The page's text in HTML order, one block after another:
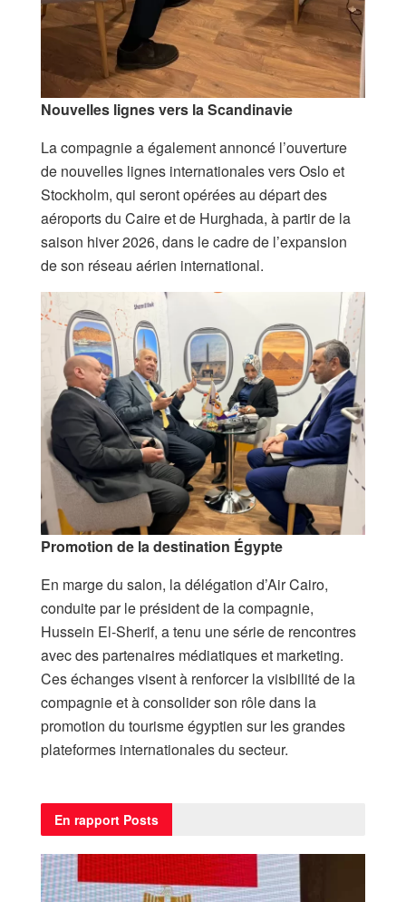
Nouvelles lignes vers la Scandinavie
La compagnie a également annoncé l’ouverture
de nouvelles lignes internationales vers Oslo et
Stockholm, qui seront opérées au départ des
aéroports du Caire et de Hurghada, à partir de la
saison hiver 2026, dans le cadre de l’expansion
de son réseau aérien international.
Promotion de la destination Égypte
En marge du salon, la délégation d’Air Cairo,
conduite par le président de la compagnie,
Hussein El-Sherif, a tenu une série de rencontres
avec des partenaires médiatiques et marketing.
Ces échanges visent à renforcer la visibilité de la
compagnie et à consolider son rôle dans la
promotion du tourisme égyptien sur les grandes
plateformes internationales du secteur.
En rapport Posts